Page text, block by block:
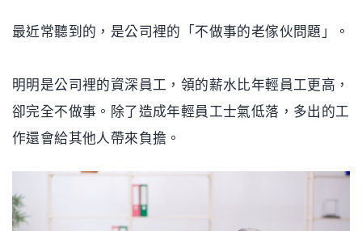
最近常聽到的，是公司裡的「不做事的老傢伙問題」。
明明是公司裡的資深員工，領的薪水比年輕員工更高，
卻完全不做事。除了造成年輕員工士氣低落，多出的工
作還會給其他人帶來負擔。